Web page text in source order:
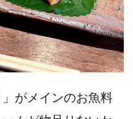
がメインのお魚料